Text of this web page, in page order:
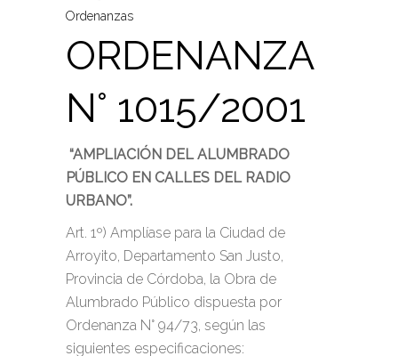
Ordenanzas
ORDENANZA
N° 1015/2001
“AMPLIACIÓN DEL ALUMBRADO
PÚBLICO EN CALLES DEL RADIO
URBANO”.
Art. 1º) Amplíase para la Ciudad de
Arroyito, Departamento San Justo,
Provincia de Córdoba, la Obra de
Alumbrado Público dispuesta por
Ordenanza N° 94/73, según las
siguientes especificaciones: